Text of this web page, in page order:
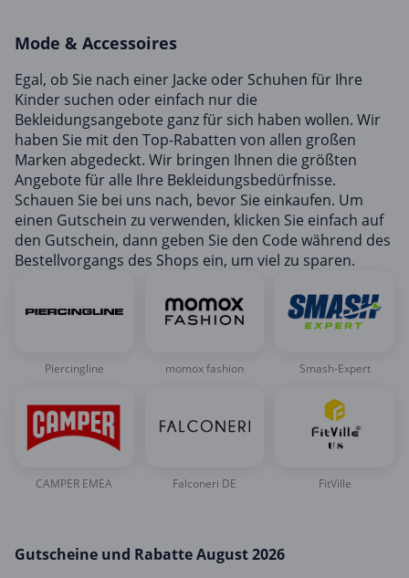
Mode & Accessoires
Shopping
Sonstiges
Sport & Freizeit
Urlaub & Reise
Mode & Accessoires
Egal, ob Sie nach einer Jacke oder Schuhen für Ihre
Kinder suchen oder einfach nur die
Bekleidungsangebote ganz für sich haben wollen. Wir
haben Sie mit den Top-Rabatten von allen großen
Marken abgedeckt. Wir bringen Ihnen die größten
Angebote für alle Ihre Bekleidungsbedürfnisse.
Schauen Sie bei uns nach, bevor Sie einkaufen. Um
einen Gutschein zu verwenden, klicken Sie einfach auf
den Gutschein, dann geben Sie den Code während des
Bestellvorgangs des Shops ein, um viel zu sparen.
Piercingline momox fashion Smash-Expert
CAMPER EMEA Falconeri DE FitVille
Gutscheine und Rabatte August 2026